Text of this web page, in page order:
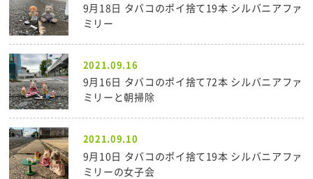
9月18日 タバコのポイ捨て19本 シルバニアファ
ミリー
2021.09.16
9月16日 タバコのポイ捨て72本 シルバニアファ
ミリーと朝掃除
2021.09.10
9月10日 タバコのポイ捨て19本 シルバニアファ
ミリーの女子会